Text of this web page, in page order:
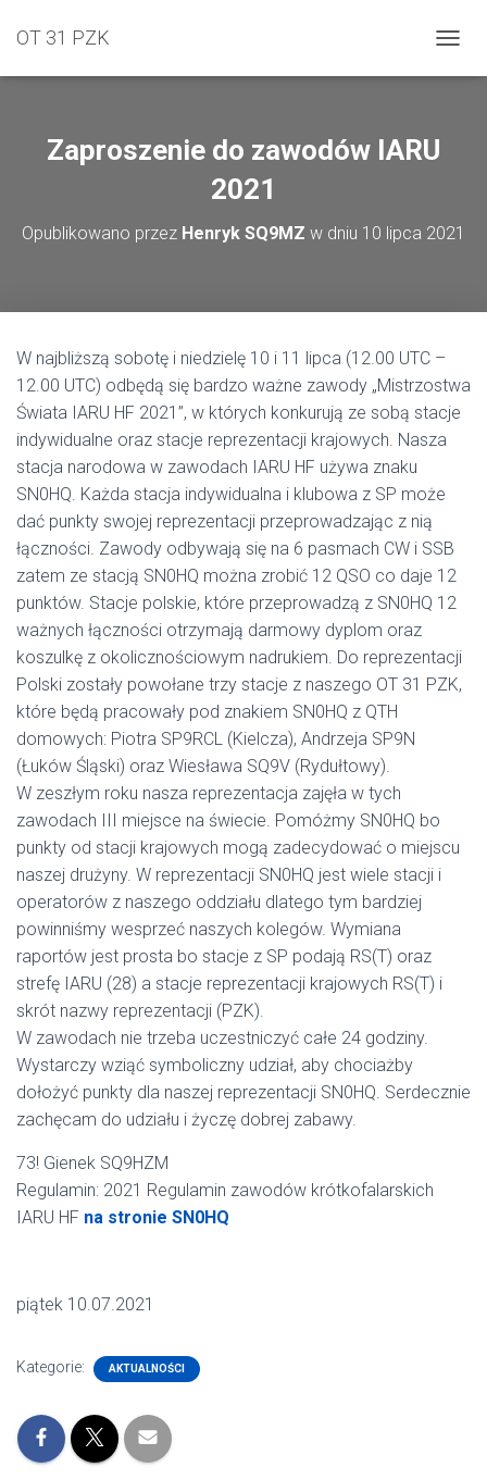
OT 31 PZK
Zaproszenie do zawodów IARU
2021
Opublikowano przez Henryk SQ9MZ w dniu 10 lipca 2021
W najbliższą sobotę i niedzielę 10 i 11 lipca (12.00 UTC –
12.00 UTC) odbędą się bardzo ważne zawody „Mistrzostwa
Świata IARU HF 2021”, w których konkurują ze sobą stacje
indywidualne oraz stacje reprezentacji krajowych. Nasza
stacja narodowa w zawodach IARU HF używa znaku
SN0HQ. Każda stacja indywidualna i klubowa z SP może
dać punkty swojej reprezentacji przeprowadzając z nią
łączności. Zawody odbywają się na 6 pasmach CW i SSB
zatem ze stacją SN0HQ można zrobić 12 QSO co daje 12
punktów. Stacje polskie, które przeprowadzą z SN0HQ 12
ważnych łączności otrzymają darmowy dyplom oraz
koszulkę z okolicznościowym nadrukiem. Do reprezentacji
Polski zostały powołane trzy stacje z naszego OT 31 PZK,
które będą pracowały pod znakiem SN0HQ z QTH
domowych: Piotra SP9RCL (Kielcza), Andrzeja SP9N
(Łuków Śląski) oraz Wiesława SQ9V (Rydułtowy).
W zeszłym roku nasza reprezentacja zajęła w tych
zawodach III miejsce na świecie. Pomóżmy SN0HQ bo
punkty od stacji krajowych mogą zadecydować o miejscu
naszej drużyny. W reprezentacji SN0HQ jest wiele stacji i
operatorów z naszego oddziału dlatego tym bardziej
powinniśmy wesprzeć naszych kolegów. Wymiana
raportów jest prosta bo stacje z SP podają RS(T) oraz
strefę IARU (28) a stacje reprezentacji krajowych RS(T) i
skrót nazwy reprezentacji (PZK).
W zawodach nie trzeba uczestniczyć całe 24 godziny.
Wystarczy wziąć symboliczny udział, aby chociażby
dołożyć punkty dla naszej reprezentacji SN0HQ. Serdecznie
zachęcam do udziału i życzę dobrej zabawy.
73! Gienek SQ9HZM
Regulamin: 2021 Regulamin zawodów krótkofalarskich
IARU HF na stronie SN0HQ
piątek 10.07.2021
Kategorie: AKTUALNOŚCI